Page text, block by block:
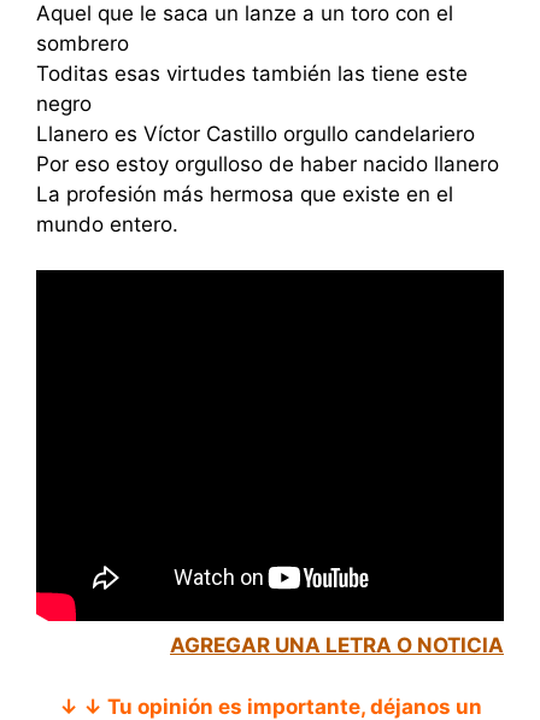
Aquel que le saca un lanze a un toro con el
sombrero
Toditas esas virtudes también las tiene este
negro
Llanero es Víctor Castillo orgullo candelariero
Por eso estoy orgulloso de haber nacido llanero
La profesión más hermosa que existe en el
mundo entero.
AGREGAR UNA LETRA O NOTICIA
↓ ↓ Tu opinión es importante, déjanos un